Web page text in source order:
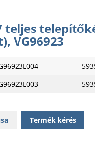
teljes
VG96923
Termék kérés